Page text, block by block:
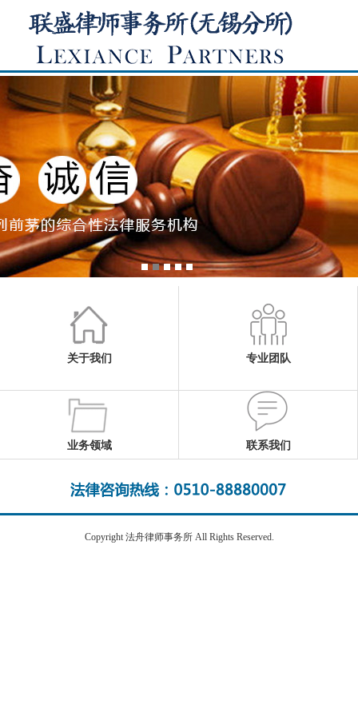
关于我们 专业团队
业务领域 联系我们
Copyright 法舟律师事务所 All Rights Reserved.